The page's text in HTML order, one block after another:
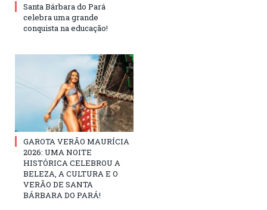
Santa Bárbara do Pará
celebra uma grande
conquista na educação!
GAROTA VERÃO MAURÍCIA
2026: UMA NOITE
HISTÓRICA CELEBROU A
BELEZA, A CULTURA E O
VERÃO DE SANTA
BÁRBARA DO PARÁ!